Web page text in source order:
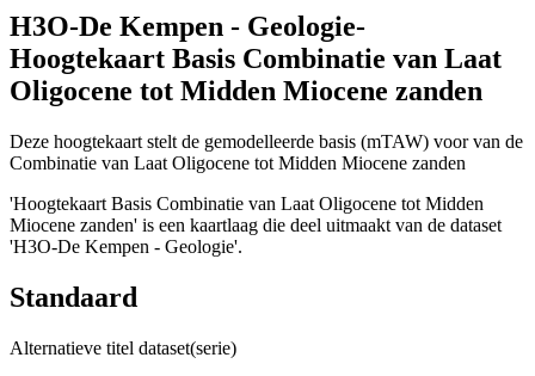
H3O-De Kempen - Geologie-
Hoogtekaart Basis Combinatie van Laat
Oligocene tot Midden Miocene zanden
Deze hoogtekaart stelt de gemodelleerde basis (mTAW) voor van de
Combinatie van Laat Oligocene tot Midden Miocene zanden
'Hoogtekaart Basis Combinatie van Laat Oligocene tot Midden
Miocene zanden' is een kaartlaag die deel uitmaakt van de dataset
'H3O-De Kempen - Geologie'.
Standaard
Alternatieve titel dataset(serie)